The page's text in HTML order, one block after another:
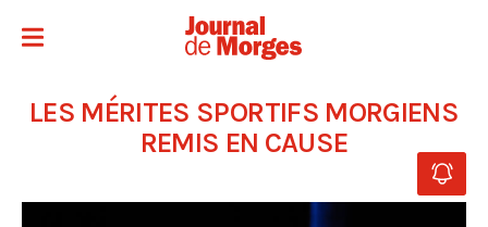
LES MÉRITES SPORTIFS MORGIENS
REMIS EN CAUSE